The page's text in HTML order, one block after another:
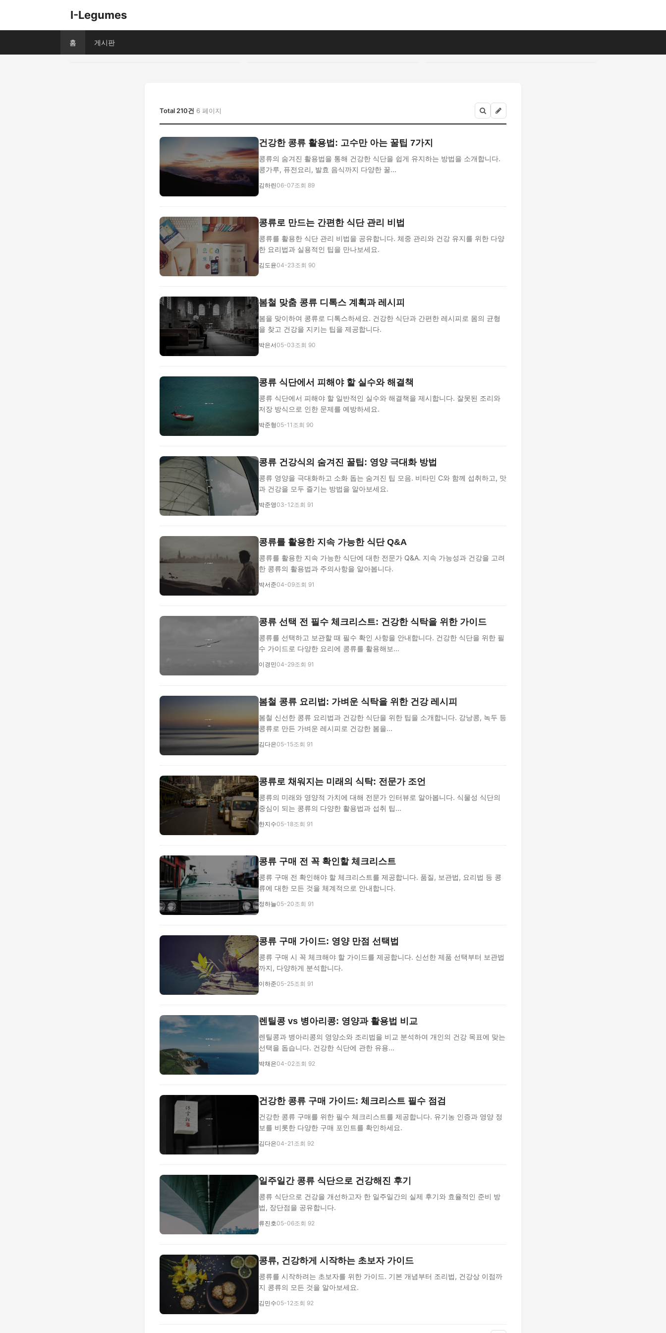
I-Legumes
홈 게시판
Total 210건 6 페이지
건강한 콩류 활용법: 고수만 아는 꿀팁 7가지
콩류의 숨겨진 활용법을 통해 건강한 식단을 쉽게 유지하는 방법을 소개합니다.
콩가루, 퓨전요리, 발효 음식까지 다양한 꿀...
김하린06-07조회 89
콩류로 만드는 간편한 식단 관리 비법
콩류를 활용한 식단 관리 비법을 공유합니다. 체중 관리와 건강 유지를 위한 다양
한 요리법과 실용적인 팁을 만나보세요.
김도윤04-23조회 90
봄철 맞춤 콩류 디톡스 계획과 레시피
봄을 맞이하여 콩류로 디톡스하세요. 건강한 식단과 간편한 레시피로 몸의 균형
을 찾고 건강을 지키는 팁을 제공합니다.
박은서05-03조회 90
콩류 식단에서 피해야 할 실수와 해결책
콩류 식단에서 피해야 할 일반적인 실수와 해결책을 제시합니다. 잘못된 조리와
저장 방식으로 인한 문제를 예방하세요.
박준형05-11 조회 90
콩류 건강식의 숨겨진 꿀팁: 영양 극대화 방법
콩류 영양을 극대화하고 소화 돕는 숨겨진 팁 모음. 비타민 C와 함께 섭취하고, 맛
과 건강을 모두 즐기는 방법을 알아보세요.
박준영03-12조회 91
콩류를 활용한 지속 가능한 식단 Q&A
콩류를 활용한 지속 가능한 식단에 대한 전문가 Q&A. 지속 가능성과 건강을 고려
한 콩류의 활용법과 주의사항을 알아봅니다.
박서준04-09조회 91
콩류 선택 전 필수 체크리스트: 건강한 식탁을 위한 가이드
콩류를 선택하고 보관할 때 필수 확인 사항을 안내합니다. 건강한 식단을 위한 필
수 가이드로 다양한 요리에 콩류를 활용해보...
이경민04-29조회 91
봄철 콩류 요리법: 가벼운 식탁을 위한 건강 레시피
봄철 신선한 콩류 요리법과 건강한 식단을 위한 팁을 소개합니다. 강낭콩, 녹두 등
콩류로 만든 가벼운 레시피로 건강한 봄을...
김다은05-15조회 91
콩류로 채워지는 미래의 식탁: 전문가 조언
콩류의 미래와 영양적 가치에 대해 전문가 인터뷰로 알아봅니다. 식물성 식단의
중심이 되는 콩류의 다양한 활용법과 섭취 팁...
한지수05-18조회 91
콩류 구매 전 꼭 확인할 체크리스트
콩류 구매 전 확인해야 할 체크리스트를 제공합니다. 품질, 보관법, 요리법 등 콩
류에 대한 모든 것을 체계적으로 안내합니다.
정하늘05-20조회 91
콩류 구매 가이드: 영양 만점 선택법
콩류 구매 시 꼭 체크해야 할 가이드를 제공합니다. 신선한 제품 선택부터 보관법
까지, 다양하게 분석합니다.
이하준05-25조회 91
렌틸콩 vs 병아리콩: 영양과 활용법 비교
렌틸콩과 병아리콩의 영양소와 조리법을 비교 분석하여 개인의 건강 목표에 맞는
선택을 돕습니다. 건강한 식단에 관한 유용...
박채은04-02조회 92
건강한 콩류 구매 가이드: 체크리스트 필수 점검
건강한 콩류 구매를 위한 필수 체크리스트를 제공합니다. 유기농 인증과 영양 정
보를 비롯한 다양한 구매 포인트를 확인하세요.
김다은04-21 조회 92
일주일간 콩류 식단으로 건강해진 후기
콩류 식단으로 건강을 개선하고자 한 일주일간의 실제 후기와 효율적인 준비 방
법, 장단점을 공유합니다.
류진호05-06조회 92
콩류, 건강하게 시작하는 초보자 가이드
콩류를 시작하려는 초보자를 위한 가이드. 기본 개념부터 조리법, 건강상 이점까
지 콩류의 모든 것을 알아보세요.
김민수05-12조회 92